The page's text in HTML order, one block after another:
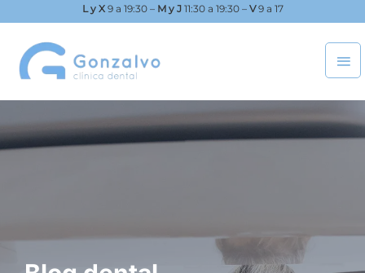
contenido
L y X9 a 19:30 – M y J11:30 a 19:30 – V9 a 17